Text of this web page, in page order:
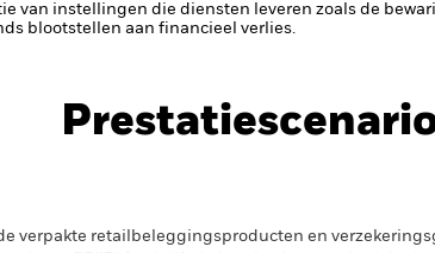
van instellingen die diensten leveren zoals de
blootstellen aan financieel verlies.
verpakte retailbeleggingsproducten en